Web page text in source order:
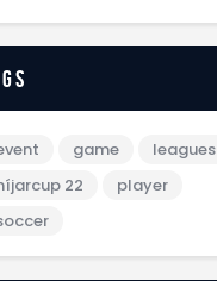
game
leagues
22
player